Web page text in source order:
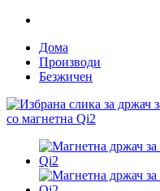
Дома
Производи
Безжичен